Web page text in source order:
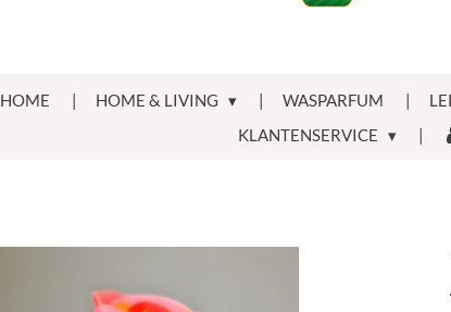
HOME HOME & LIVING WASPARFUM
KLANTENSERVICE